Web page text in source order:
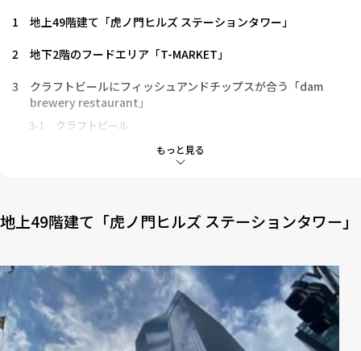
もっと見る
1
地上49階建て「虎ノ門ヒルズ ステーションタワー」
2
地下2階のフードエリア「T-MARKET」
3
クラフトビールにフィッシュアンドチップスが合う「dam
brewery restaurant」
3-1
クラフトビール
フィッシュアンドチップス
地上49階建て「虎ノ門ヒルズ ステーションタワー」